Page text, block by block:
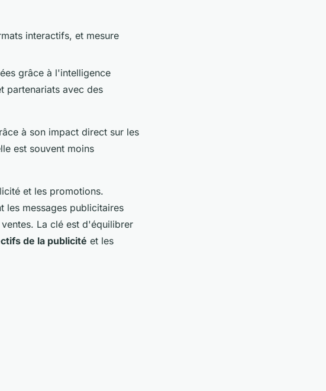
interactifs, et mesure
grâce à l'intelligence
partenariats avec des
à son impact direct sur les
est souvent moins
et les promotions.
les messages publicitaires
La clé est d'équilibrer
de la publicité et les